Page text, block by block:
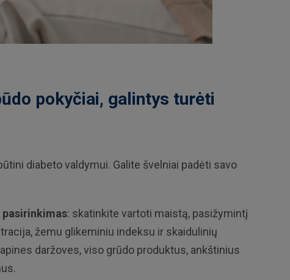
pokyčiai, galintys turėti
diabeto valdymui. Galite švelniai padėti savo
: skatinkite vartoti maistą, pasižymintį
žemu glikeminiu indeksu ir skaidulinių
daržoves, viso grūdo produktus, ankštinius